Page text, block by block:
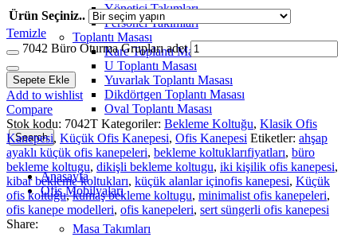
Yönetici Takımları
Personel Takımları
Toplantı Masası
Kare Toplantı Masası
U Toplantı Masası
Yuvarlak Toplantı Masası
Dikdörtgen Toplantı Masası
Oval Toplantı Masası
Search
Anasayfa
Ofis Mobilyaları
Masa Takımları
Ürün Seçiniz..
Temizle
7042 Büro Oturma Grupları adet
Sepete Ekle
Add to wishlist
Compare
Stok kodu: 7042T Kategoriler: Bekleme Koltuğu, Klasik Ofis
Kanepesi, Küçük Ofis Kanepesi, Ofis Kanepesi Etiketler: ahşap
ayaklı küçük ofis kanepeleri, bekleme koltuklarıfiyatları, büro
bekleme koltugu, dikişli bekleme koltugu, iki kişilik ofis kanepesi,
kibar bekleme koltukları, küçük alanlar içinofis kanepesi, Küçük
ofis koltuğu,kumaş bekleme koltugu, minimalist ofis kanepeleri,
ofis kanepe modelleri, ofis kanepeleri, sert süngerli ofis kanepesi
Share: